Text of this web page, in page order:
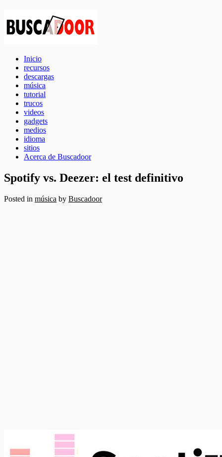
Inicio
recursos
descargas
música
tutorial
trucos
videos
gadgets
medios
idioma
sitios
Acerca de Buscadoor
Spotify vs. Deezer: el test definitivo
Posted in música by Buscadoor